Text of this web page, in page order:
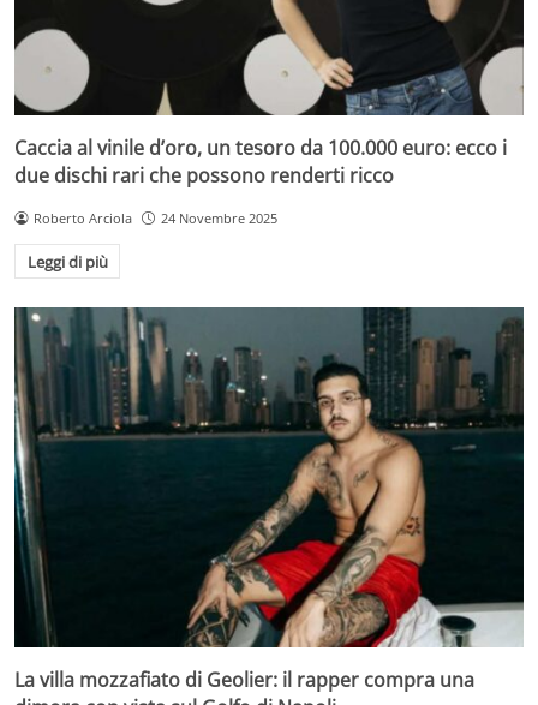
Caccia al vinile d’oro, un tesoro da 100.000 euro: ecco i
due dischi rari che possono renderti ricco
Roberto Arciola 24 Novembre 2025
Leggi di più
La villa mozzafiato di Geolier: il rapper compra una